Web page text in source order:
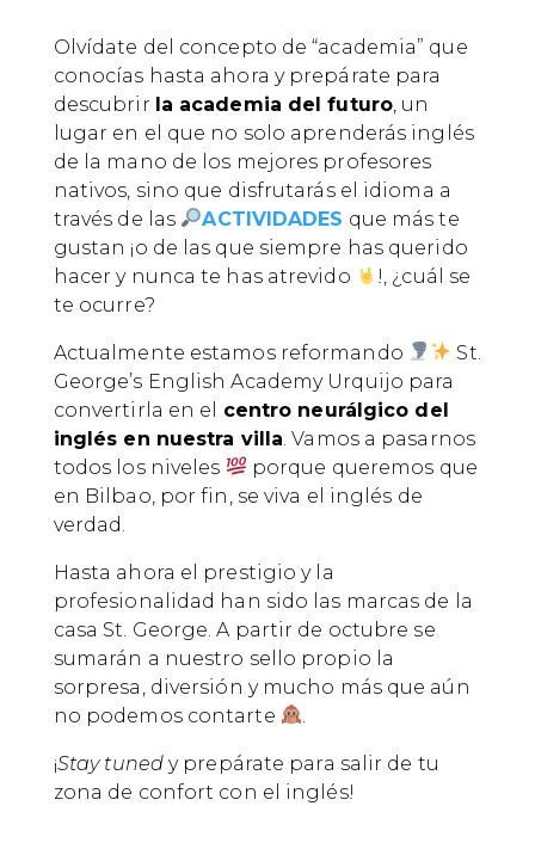
Olvídate del concepto de “academia” que
conocías hasta ahora y prepárate para
descubrir la academia del futuro , un
lugar en el que no solo aprenderás inglés
de la mano de los mejores profesores
nativos, sino que disfrutarás el idioma a
través de las
ACTIVIDADES que más te
gustan ¡o de las que siempre has querido
hacer y nunca te has atrevido
!, ¿cuál se
te ocurre?
Actualmente estamos reformando
St.
George’s English Academy Urquijo para
convertirla en el centro neurálgico del
inglés en nuestra villa . Vamos a pasarnos
todos los niveles
porque queremos que
en Bilbao, por fin, se viva el inglés de
verdad.
Hasta ahora el prestigio y la
profesionalidad han sido las marcas de la
casa St. George. A partir de octubre se
sumarán a nuestro sello propio la
sorpresa, diversión y mucho más que aún
no podemos contarte
¡Stay tunedy prepárate para salir de tu
zona de confort con el inglés!